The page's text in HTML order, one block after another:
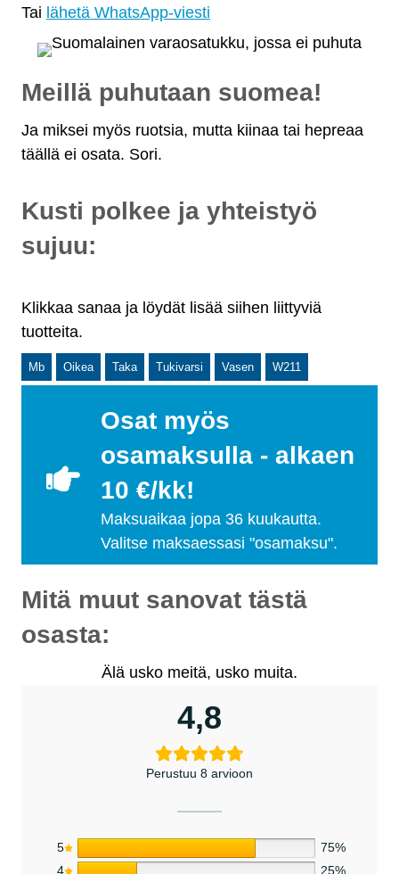
Klikkaa sanaa ja löydät lisää siihen liittyviä
tuotteita.
Mb Oikea Taka Tukivarsi Vasen W211
Osat myös
osamaksulla - alkaen
10 €/kk!
Maksuaikaa jopa 36 kuukautta.
Valitse maksaessasi "osamaksu".
Mitä muut sanovat tästä
osasta:
Älä usko meitä, usko muita.
4,8
Perustuu 8 arvioon
5
75%
4
25%
Tai lähetä WhatsApp-viesti
Meillä puhutaan suomea!
Ja miksei myös ruotsia, mutta kiinaa tai hepreaa
täällä ei osata. Sori.
Kusti polkee ja yhteistyö
sujuu: